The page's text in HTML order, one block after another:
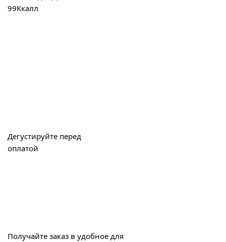
99Ккалл
Дегустируйте перед
оплатой
Получайте заказ в удобное для